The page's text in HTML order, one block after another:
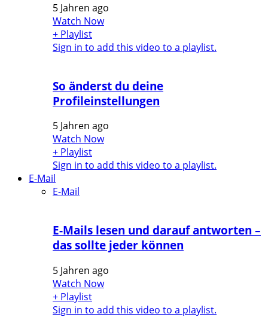
5 Jahren ago
Watch Now
+ Playlist
Sign in to add this video to a playlist.
So änderst du deine
Profileinstellungen
5 Jahren ago
Watch Now
+ Playlist
Sign in to add this video to a playlist.
E-Mail
E-Mail
E-Mails lesen und darauf antworten –
das sollte jeder können
5 Jahren ago
Watch Now
+ Playlist
Sign in to add this video to a playlist.